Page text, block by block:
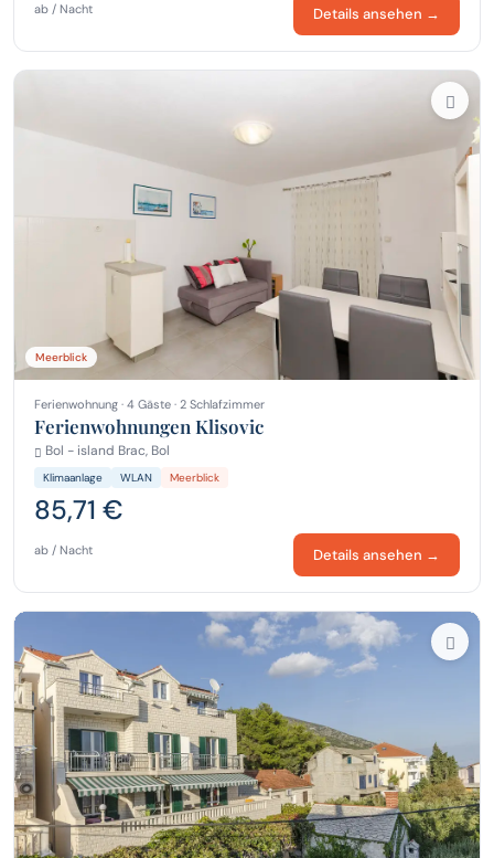
ab / Nacht Details ansehen →
Meerblick
Ferienwohnung · 4 Gäste · 2 Schlafzimmer
Ferienwohnungen Klisovic
Bol - island Brac, Bol
Klimaanlage WLAN Meerblick
85,71 €
ab / Nacht Details ansehen →